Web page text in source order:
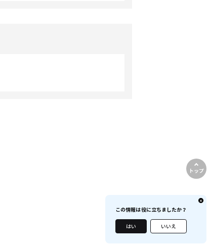
この情報は役に立ちましたか？
はい いいえ
トップ